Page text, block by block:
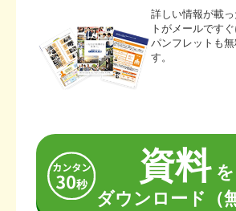
詳しい情報が載
トがメールです
パンフレットも
す。
資料を
ダウンロード（